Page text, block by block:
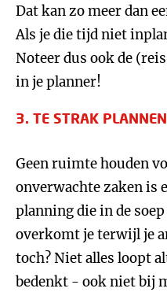
Dat kan zo meer dan
Als je die tijd niet
Noteer dus ook de
in je planner!
3. TE STRAK
Geen ruimte houden
onverwachte zaken is
planning die in de
overkomt je terwijl je
toch? Niet alles loopt
bedenkt - ook niet bij